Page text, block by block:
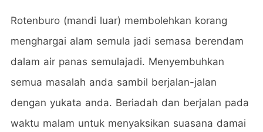
Rotenburo (mandi luar) membolehkan korang
menghargai alam semula jadi semasa berendam
dalam air panas semulajadi. Menyembuhkan
semua masalah anda sambil berjalan-jalan
dengan yukata anda. Beriadah dan berjalan pada
waktu malam untuk menyaksikan suasana damai